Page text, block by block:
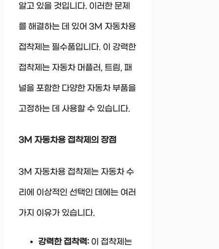
알고 있을 것입니다. 이러한 문제
를 해결하는 데 있어 3M 자동차용
접착제는 필수품입니다. 이 강력한
접착제는 자동차 머플러, 트림, 패
널을 포함한 다양한 자동차 부품을
고정하는 데 사용할 수 있습니다.
3M 자동차용 접착제의 장점
3M 자동차용 접착제는 자동차 수
리에 이상적인 선택인 데에는 여러
가지 이유가 있습니다.
강력한 접착력: 이 접착제는